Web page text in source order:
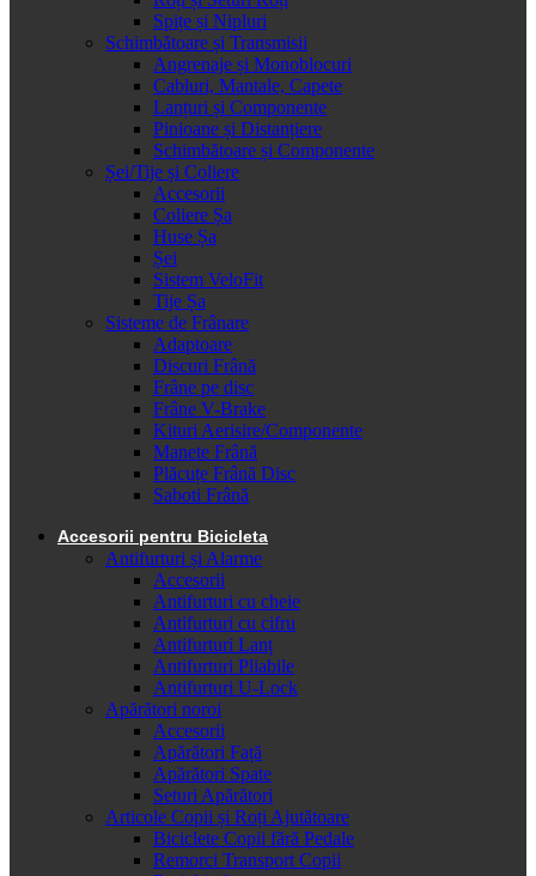
Spițe și Nipluri
Schimbătoare și Transmisii
Angrenaje și Monoblocuri
Cabluri, Mantale, Capete
Lanțuri și Componente
Pinioane și Distanțiere
Schimbătoare și Componente
Șei/Tije și Coliere
Accesorii
Coliere Șa
Huse Șa
Șei
Sistem VeloFit
Tije Șa
Sisteme de Frânare
Adaptoare
Discuri Frână
Frâne pe disc
Frâne V-Brake
Kituri Aerisire/Componente
Manete Frână
Plăcuțe Frână Disc
Saboti Frână
Accesorii pentru Bicicleta
Antifurturi și Alarme
Accesorii
Antifurturi cu cheie
Antifurturi cu cifru
Antifurturi Lanț
Antifurturi Pliabile
Antifurturi U-Lock
Apărători noroi
Accesorii
Apărători Față
Apărători Spate
Seturi Apărători
Articole Copii și Roți Ajutătoare
Biciclete Copii fără Pedale
Remorci Transport Copii